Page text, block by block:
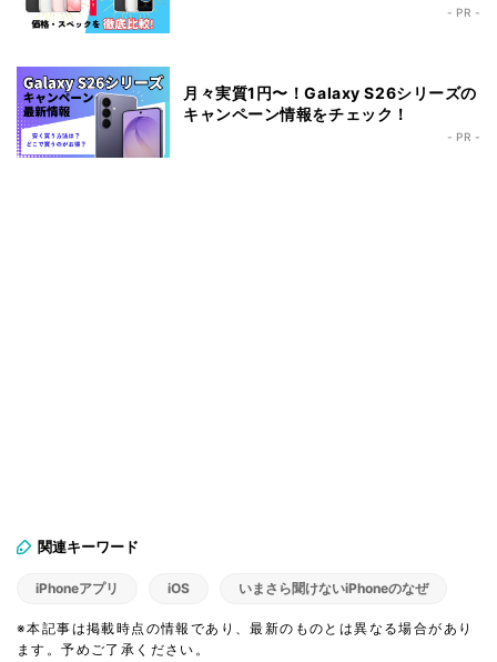
- PR -
月々実質1円〜！Galaxy S26シリーズの
キャンペーン情報をチェック！
- PR -
関連キーワード
iPhoneアプリ iOS いまさら聞けないiPhoneのなぜ
※本記事は掲載時点の情報であり、最新のものとは異なる場合があり
ます。予めご了承ください。